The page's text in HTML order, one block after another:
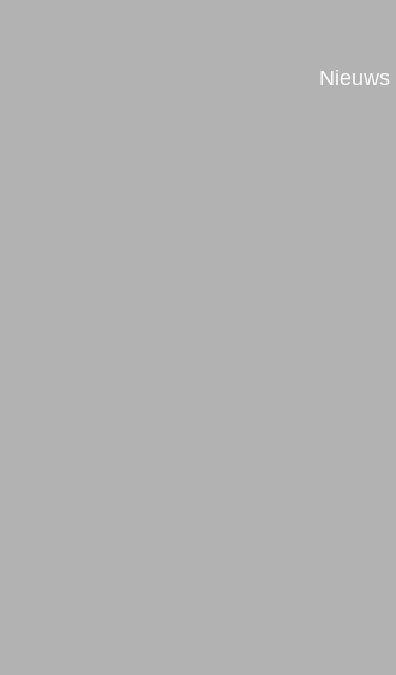
Nieuws